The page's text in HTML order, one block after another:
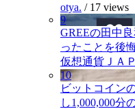
otya. / 17 views
9
GREEの田中
ったことを後
仮想通貨ＪＡ
10
ビットコイン
し1,000,000分